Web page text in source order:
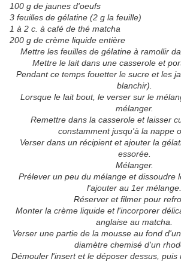
100 g de jaunes d'oeufs
3 feuilles de gélatine (2 g la feuille)
1 à 2 c. à café de thé matcha
200 g de crème liquide entière
Mettre les feuilles de gélatine à ramollir
Mettre le lait dans une casserole et
Pendant ce temps fouetter le sucre et les
blanchir).
Lorsque le lait bout, le verser sur le
mélanger.
Remettre dans la casserole et laisser
constamment jusqu'à la nappe
Verser dans un récipient et ajouter la
essorée.
Mélanger.
Prélever un peu du mélange et dissoudre
l'ajouter au 1er mélange.
Réserver et filmer pour
Monter la crème liquide et l'incorporer
anglaise au matcha.
Verser une partie de la mousse au fond
diamètre chemisé d'un
Démouler l'insert et le déposer dessus, puis